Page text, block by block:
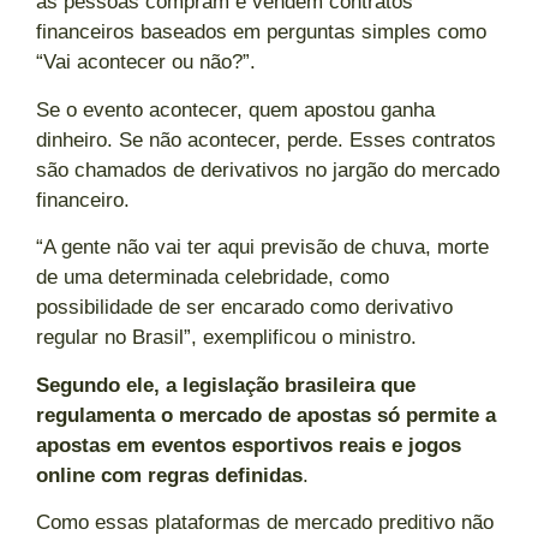
financeiros baseados em perguntas simples como
“Vai acontecer ou não?”.
Se o evento acontecer, quem apostou ganha
dinheiro. Se não acontecer, perde. Esses contratos
são chamados de derivativos no jargão do mercado
financeiro.
“A gente não vai ter aqui previsão de chuva, morte
de uma determinada celebridade, como
possibilidade de ser encarado como derivativo
regular no Brasil”, exemplificou o ministro.
Segundo ele, a legislação brasileira que
regulamenta o mercado de apostas só permite a
apostas em eventos esportivos reais e jogos
online com regras definidas.
Como essas plataformas de mercado preditivo não